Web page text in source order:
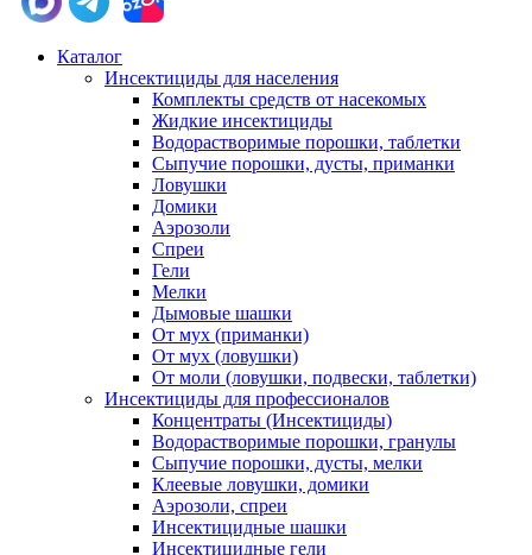
Каталог
Инсектициды для населения
Комплекты средств от насекомых
Жидкие инсектициды
Водорастворимые порошки, таблетки
Сыпучие порошки, дусты, приманки
Ловушки
Домики
Аэрозоли
Спреи
Гели
Мелки
Дымовые шашки
От мух (приманки)
От мух (ловушки)
От моли (ловушки, подвески, таблетки)
Инсектициды для профессионалов
Концентраты (Инсектициды)
Водорастворимые порошки, гранулы
Сыпучие порошки, дусты, мелки
Клеевые ловушки, домики
Аэрозоли, спреи
Инсектицидные шашки
Инсектицидные гели